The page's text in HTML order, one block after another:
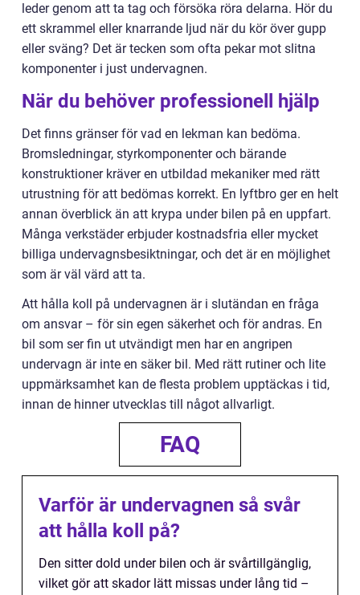
leder genom att ta tag och försöka röra delarna. Hör du
ett skrammel eller knarrande ljud när du kör över gupp
eller sväng? Det är tecken som ofta pekar mot slitna
komponenter i just undervagnen.
När du behöver professionell hjälp
Det finns gränser för vad en lekman kan bedöma.
Bromsledningar, styrkomponenter och bärande
konstruktioner kräver en utbildad mekaniker med rätt
utrustning för att bedömas korrekt. En lyftbro ger en helt
annan överblick än att krypa under bilen på en uppfart.
Många verkstäder erbjuder kostnadsfria eller mycket
billiga undervagnsbesiktningar, och det är en möjlighet
som är väl värd att ta.
Att hålla koll på undervagnen är i slutändan en fråga
om ansvar – för sin egen säkerhet och för andras. En
bil som ser fin ut utvändigt men har en angripen
undervagn är inte en säker bil. Med rätt rutiner och lite
uppmärksamhet kan de flesta problem upptäckas i tid,
innan de hinner utvecklas till något allvarligt.
FAQ
Varför är undervagnen så svår
att hålla koll på?
Den sitter dold under bilen och är svårtillgänglig,
vilket gör att skador lätt missas under lång tid –